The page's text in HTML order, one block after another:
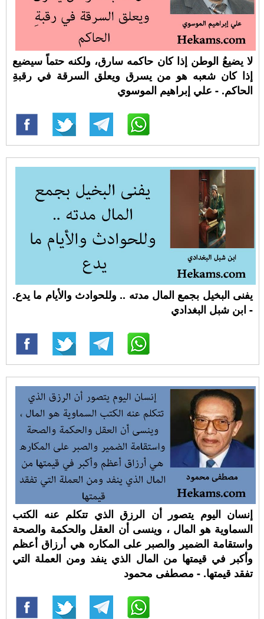
لا يضيعُ الوطن إذا كان حاكمه سارق، ولكنه حتماً سيضيع
إذا كان شعبه هو من يسرق ويعلق السرقة في رقبةِ
الحاكم. - علي إبراهيم الموسوي
يفنى البخيل بجمع المال مدته .. وللحوادث والأيام ما يدع.
- ابن شبل البغدادي
إنسان اليوم يتصور أن الرزق الذي تتكلم عنه الكتب
السماوية هو المال ، وينسى أن العقل والحكمة والصحة
واستقامة الضمير والصبر على المكاره هي أرزاق أعظم
وأكبر في قيمتها من المال الذي ينفد ومن العملة التي
تفقد قيمتها. - مصطفى محمود